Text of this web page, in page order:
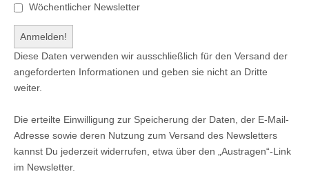
Wöchentlicher Newsletter
Diese Daten verwenden wir ausschließlich für den Versand der
angeforderten Informationen und geben sie nicht an Dritte
weiter.
Die erteilte Einwilligung zur Speicherung der Daten, der E-Mail-
Adresse sowie deren Nutzung zum Versand des Newsletters
kannst Du jederzeit widerrufen, etwa über den „Austragen“-Link
im Newsletter.